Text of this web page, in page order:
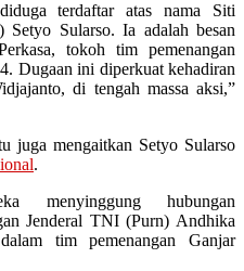
terdaftar atas nama Siti
Sularso. Ia adalah besan
tokoh tim pemenangan
Dugaan ini diperkuat kehadiran
di tengah massa aksi,”
juga mengaitkan Setyo Sularso
.
menyinggung hubungan
Jenderal TNI (Purn) Andhika
tim pemenangan Ganjar